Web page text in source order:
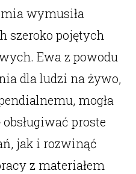
wymusiła
szeroko pojętych
Ewa z powodu
dla ludzi na żywo,
mogła
proste
jak i rozwinąć
z materiałem